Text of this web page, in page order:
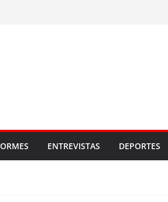
ENTREVISTAS DEPORTES